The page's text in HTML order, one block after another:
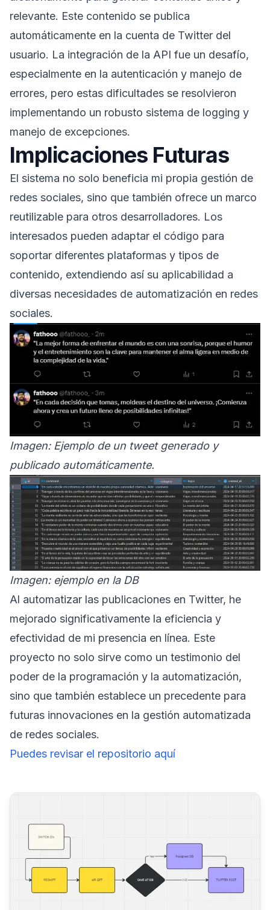
relevante. Este contenido se publica
automáticamente en la cuenta de Twitter del
usuario. La integración de la API fue un desafío,
especialmente en la autenticación y manejo de
errores, pero estas dificultades se resolvieron
implementando un robusto sistema de logging y
manejo de excepciones.
Implicaciones Futuras
El sistema no solo beneficia mi propia gestión de
redes sociales, sino que también ofrece un marco
reutilizable para otros desarrolladores. Los
interesados pueden adaptar el código para
soportar diferentes plataformas y tipos de
contenido, extendiendo así su aplicabilidad a
diversas necesidades de automatización en redes
sociales.
Imagen: Ejemplo de un tweet generado y
publicado automáticamente.
Imagen: ejemplo en la DB
Al automatizar las publicaciones en Twitter, he
mejorado significativamente la eficiencia y
efectividad de mi presencia en línea. Este
proyecto no solo sirve como un testimonio del
poder de la programación y la automatización,
sino que también establece un precedente para
futuras innovaciones en la gestión automatizada
de redes sociales.
Puedes revisar el repositorio aquí